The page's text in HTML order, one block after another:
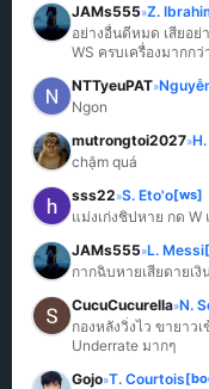
JAMs555»Z.
อย่างอื่นดีหมด เสียอย่
WS ครบเครื่องมากกว่
NTTyeuPAT»
Ngon
mutrongtoi2027»
chậm quá
sss22»S. Eto'o[ws]
แม่งเก่งชิปหาย กด W
JAMs555»L. Messi
กากฉิบหายเสียดายเงิ
CucuCucurella»N.
กองหลังวิ่งไว ขายาว
Underrate มากๆ
Gojo»T. Courtois